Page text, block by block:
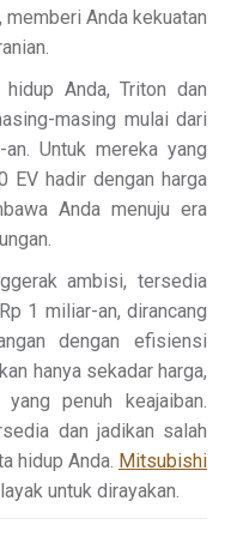
Anda kekuatan
Anda, Triton dan
masing mulai dari
Untuk mereka yang
EV hadir dengan harga
Anda menuju era
ambisi, tersedia
1 miliar-an, dirancang
dengan efisiensi
hanya sekadar harga,
penuh keajaiban.
dan jadikan salah
hidup Anda. Mitsubishi
untuk dirayakan.